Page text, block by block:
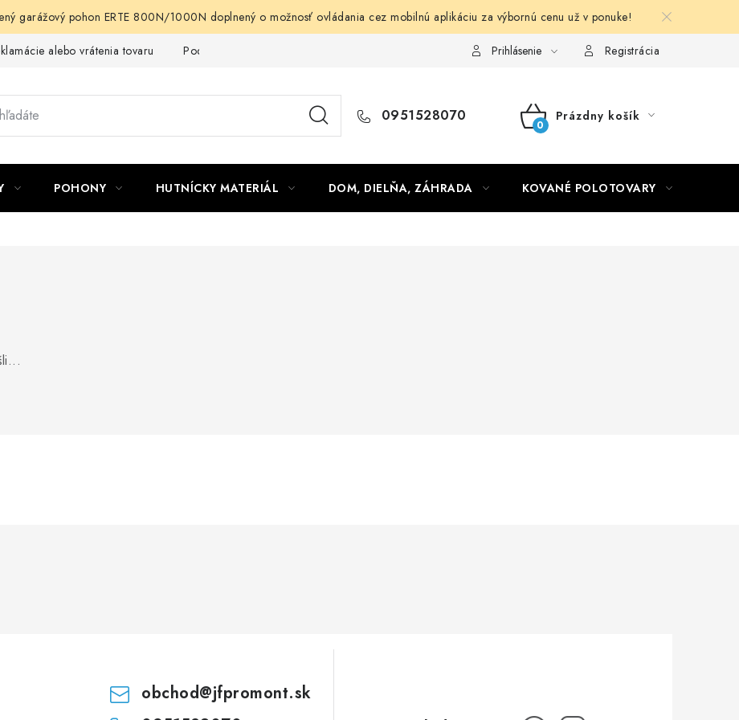
garážový pohon ERTE 800N/1000N doplnený o možnosť ovládania cez mobilnú aplikáciu za výbornú cenu už v ponuke!
alebo vrátenia tovaru Podmienky ochrany osobných údajov Obchodné podmienkyPrihlásenie Registrácia
0951528070
NÁKUPNÝ
Prázdny košík
POHONY HUTNÍCKY MATERIÁL DOM, DIELŇA, ZÁHRADA KOVANÉ POLOTOVARY
obchod@jfpromont.sk